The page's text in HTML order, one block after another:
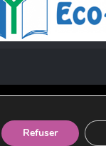
Refuser